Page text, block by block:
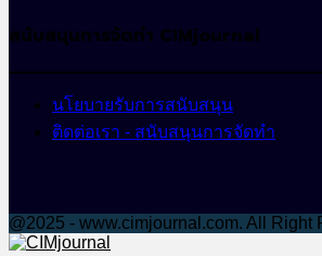
สนับสนุนการจัดทำ CIMjournal
นโยบายรับการสนับสนุน
ติดต่อเรา - สนับสนุนการจัดทำ
@2025 - www.cimjournal.com. All Right